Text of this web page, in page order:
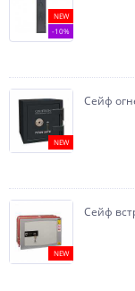
NEW
-10%
NEW
Сейф
NEW
Сейф